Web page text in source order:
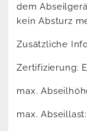
dem
kein Absturz
Zusätzliche
Zertifizierung:
max.
max.